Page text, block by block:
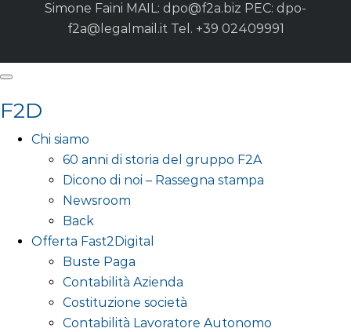
Simone Faini MAIL: dpo@f2a.biz PEC: dpo-
f2a@legalmail.itTel. +39 02409991
F2D
Chi siamo
60 anni di storia del gruppo F2A
Dicono di noi – Rassegna stampa
Newsroom
Back
Offerta Fast2Digital
Buste Paga
Contabilità Azienda
Costituzione società
Contabilità Lavoratore Autonomo